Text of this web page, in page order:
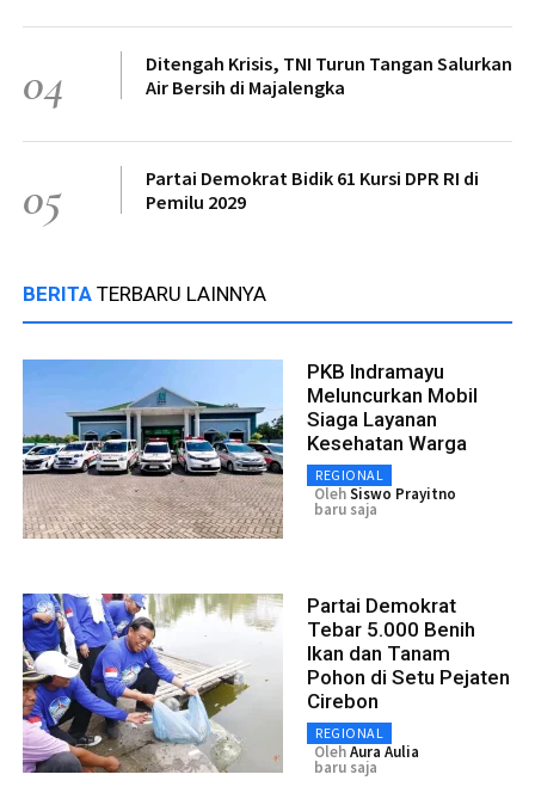
04
Ditengah Krisis, TNI Turun Tangan Salurkan
Air Bersih di Majalengka
05
Partai Demokrat Bidik 61 Kursi DPR RI di
Pemilu 2029
BERITA TERBARU LAINNYA
PKB Indramayu
Meluncurkan Mobil
Siaga Layanan
Kesehatan Warga
REGIONAL
OlehSiswo Prayitno
baru saja
Partai Demokrat
Tebar 5.000 Benih
Ikan dan Tanam
Pohon di Setu Pejaten
Cirebon
REGIONAL
OlehAura Aulia
baru saja